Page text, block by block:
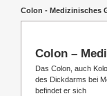
Colon - Medizinisches
Colon –
Das Colon, auch
des Dickdarms bei
befindet er sich